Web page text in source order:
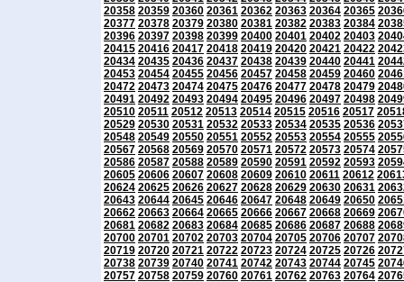
20358 20359 20360 20361 20362 20363 20364 20365
20377 20378 20379 20380 20381 20382 20383 20384
20396 20397 20398 20399 20400 20401 20402 20403
20415 20416 20417 20418 20419 20420 20421 20422
20434 20435 20436 20437 20438 20439 20440 20441
20453 20454 20455 20456 20457 20458 20459 20460
20472 20473 20474 20475 20476 20477 20478 20479
20491 20492 20493 20494 20495 20496 20497 20498
20510 20511 20512 20513 20514 20515 20516 20517
20529 20530 20531 20532 20533 20534 20535 20536
20548 20549 20550 20551 20552 20553 20554 20555
20567 20568 20569 20570 20571 20572 20573 20574
20586 20587 20588 20589 20590 20591 20592 20593
20605 20606 20607 20608 20609 20610 20611 20612
20624 20625 20626 20627 20628 20629 20630 20631
20643 20644 20645 20646 20647 20648 20649 20650
20662 20663 20664 20665 20666 20667 20668 20669
20681 20682 20683 20684 20685 20686 20687 20688
20700 20701 20702 20703 20704 20705 20706 20707
20719 20720 20721 20722 20723 20724 20725 20726
20738 20739 20740 20741 20742 20743 20744 20745
20757 20758 20759 20760 20761 20762 20763 20764